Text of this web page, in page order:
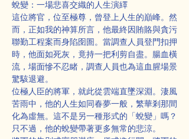
蛻變：一場悲喜交織的人生演繹
這位將官，位至極尊，曾登上人生的巔峰。然
而，正如我的神算所言，他最終因賄賂與貪污
聯勤工程案而身陷囹圄。當調查人員登門扣押
時，他面如死灰，竟持一把利剪自盡。腸血橫
流，場面慘不忍睹，調查人員也為這血腥場景
驚駭退避。
位極人臣的將軍，就此從雲端直墜深淵。淒風
苦雨中，他的人生如同春夢一般，繁華剎那間
化為虛無。這不是另一種形式的「蛻變」嗎？
只不過，他的蛻變帶著更多無常的悲涼。